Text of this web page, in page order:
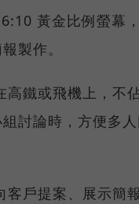
黃金比例螢幕
製作。
高鐵或飛機上，不
討論時，方便多
客戶提案、展示簡